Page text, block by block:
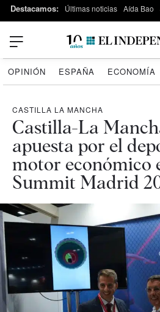
Destacamos: Últimas noticias Aída Bao
OPINIÓN ESPAÑA ECONOMÍA
CASTILLA LA MANCHA
Castilla-La
apuesta por el
motor económico
Summit Madrid